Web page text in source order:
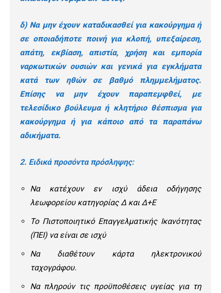
δ) Να μην έχουν καταδικασθεί για κακούργημα ή
σε οποιαδήποτε ποινή για κλοπή, υπεξαίρεση,
απάτη, εκβίαση, απιστία, χρήση και εμπορία
ναρκωτικών ουσιών και γενικά για εγκλήματα
κατά των ηθών σε βαθμό πλημμελήματος.
Επίσης να μην έχουν παραπεμφθεί, με
τελεσίδικο βούλευμα ή κλητήριο θέσπισμα για
κακούργημα ή για κάποιο από τα παραπάνω
αδικήματα.
2. Ειδικά προσόντα πρόσληψης:
Να κατέχουν εν ισχύ άδεια οδήγησης
λεωφορείου κατηγορίας Δ και Δ+Ε
Το Πιστοποιητικό Επαγγελματικής Ικανότητας
(ΠΕΙ) να είναι σε ισχύ
Να διαθέτουν κάρτα ηλεκτρονικού
ταχογράφου.
Να πληρούν τις προϋποθέσεις υγείας για τη